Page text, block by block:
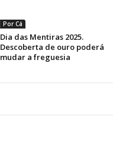
Por Cá
Dia das Mentiras 2025.
Descoberta de ouro poderá
mudar a freguesia